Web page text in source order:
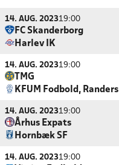
14. AUG. 202319:00
FC Skanderborg
Harlev IK
14. AUG. 202319:00
TMG
KFUM Fodbold, Randers
14. AUG. 202319:00
Århus Expats
Hornbæk SF
14. AUG. 202319:00